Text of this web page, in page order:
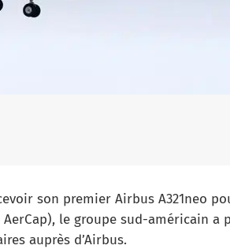
son premier Airbus A321neo
le groupe sud-américain a
auprès d’Airbus.